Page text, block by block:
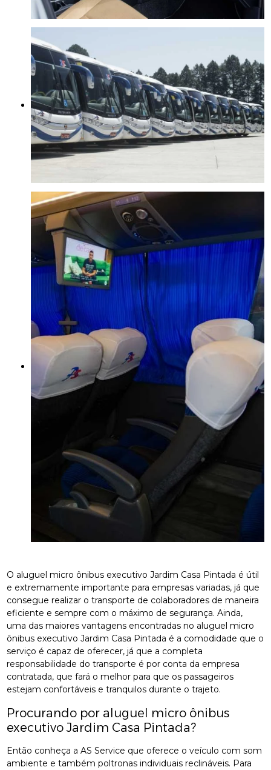
O aluguel micro ônibus executivo Jardim Casa Pintada é útil
e extremamente importante para empresas variadas, já que
consegue realizar o transporte de colaboradores de maneira
eficiente e sempre com o máximo de segurança. Ainda,
uma das maiores vantagens encontradas no aluguel micro
ônibus executivo Jardim Casa Pintada é a comodidade que o
serviço é capaz de oferecer, já que a completa
responsabilidade do transporte é por conta da empresa
contratada, que fará o melhor para que os passageiros
estejam confortáveis e tranquilos durante o trajeto.
Procurando por aluguel micro ônibus
executivo Jardim Casa Pintada?
Então conheça a AS Service que oferece o veículo com som
ambiente e também poltronas individuais reclináveis. Para